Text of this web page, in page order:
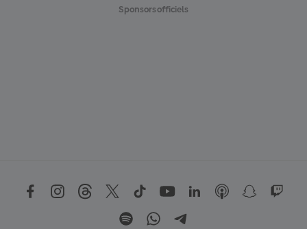
Sponsors officiels